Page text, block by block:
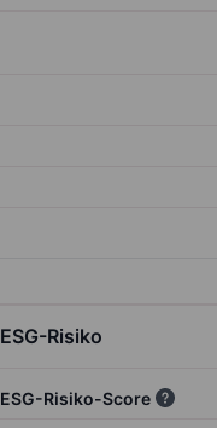
ESG-Risiko
ESG-Risiko-Score